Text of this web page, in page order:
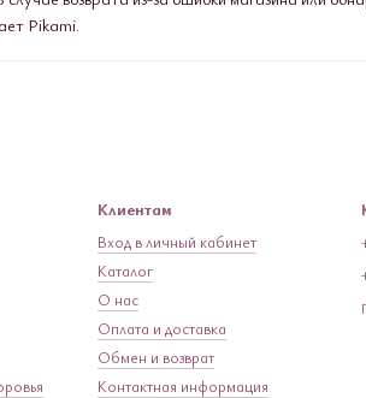
Pikami.
Клиентам
Вход в личный кабинет
Каталог
О нас
Оплата и доставка
Обмен и возврат
Контактная информация